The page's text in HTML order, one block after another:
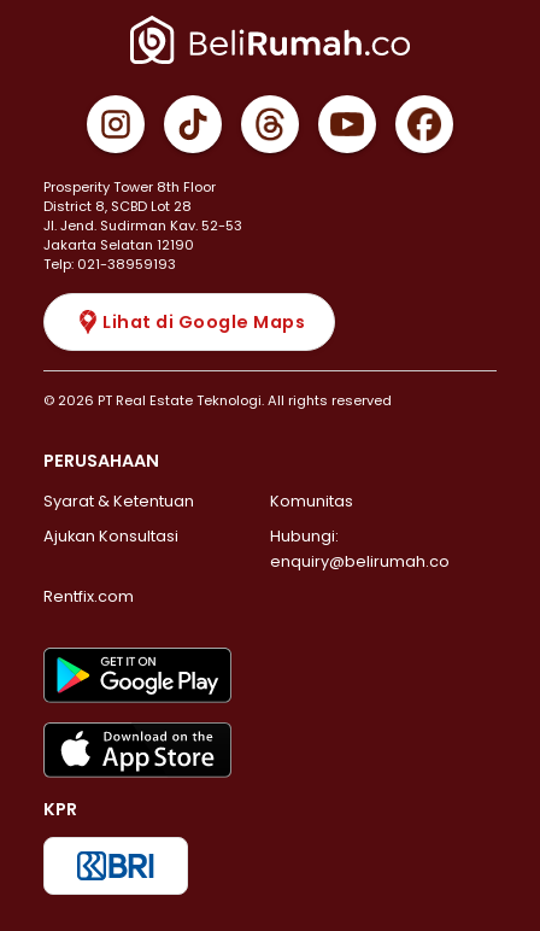
Prosperity Tower 8th Floor
District 8, SCBD Lot 28
JI. Jend. Sudirman Kav. 52-53
Jakarta Selatan 12190
Telp: 021-38959193
Lihat di Google Maps
© 2026 PT Real Estate Teknologi. All rights reserved
PERUSAHAAN
Syarat & Ketentuan
Komunitas
Ajukan Konsultasi
Hubungi:
enquiry@belirumah.co
Rentfix.com
KPR